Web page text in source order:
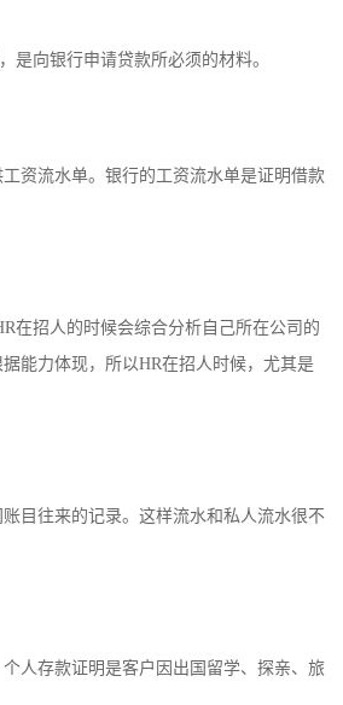
向银行申请贷款所必须的材料。
资流水单。银行的工资流水单是证明借款
在招人的时候会综合分析自己所在公司的
能力体现，所以HR在招人时候，尤其是
目往来的记录。这样流水和私人流水很不
人存款证明是客户因出国留学、探亲、旅